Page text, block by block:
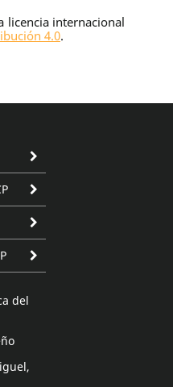
licencia internacional
4.0.
del